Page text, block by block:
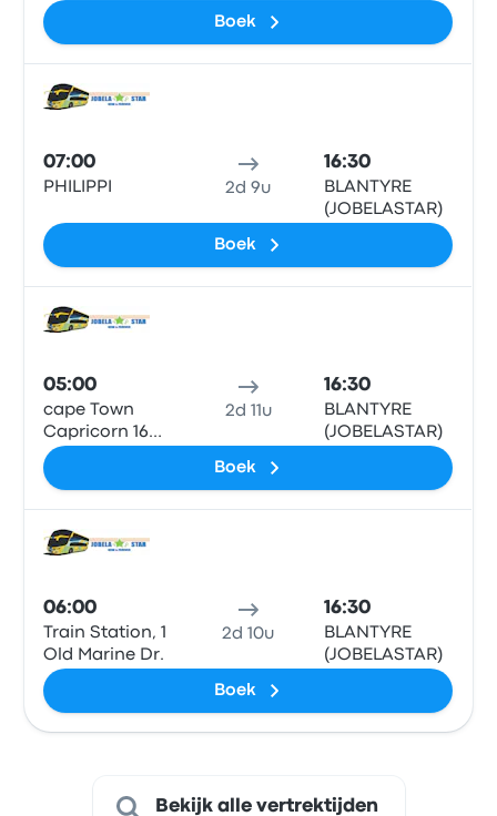
Boek
07:00
PHILIPPI 2d 9u
16:30
BLANTYRE
(JOBELASTAR)
Boek
05:00
cape Town
Capricorn 16
berg st
2d 11u
16:30
BLANTYRE
(JOBELASTAR)
Boek
06:00
Train Station, 1
Old Marine Dr.
2d 10u
16:30
BLANTYRE
(JOBELASTAR)
Boek
Bekijk alle vertrektijden